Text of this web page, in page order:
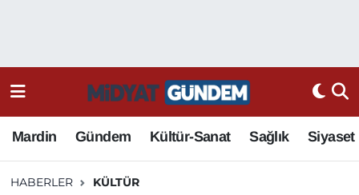
Mardin Gündem Kültür-Sanat Sağlık Siyaset
HABERLER KÜLTÜR